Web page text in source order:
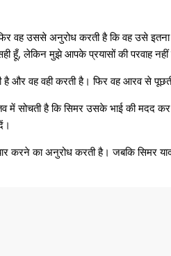
वह उससे अनुरोध करती है कि वह उसे
हूँ, लेकिन मुझे आपके प्रयासों की परवाह
है और वह वही करती है। फिर वह आरव से
में सोचती है कि सिमर उसके भाई की
का अनुरोध करती है। जबकि सिमर